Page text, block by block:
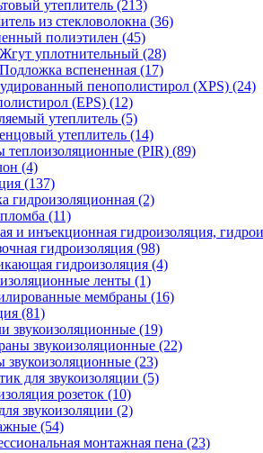
утеплитель (213)
из стекловолокна (36)
полиэтилен (45)
Жгут уплотнительный (28)
Подложка вспененная (17)
пенополистирол (XPS) (24)
(EPS) (12)
утеплитель (5)
утеплитель (14)
теплоизоляционные (PIR) (89)
(4)
(137)
гидроизоляционная (2)
(11)
и инъекционная гидроизоляция,
гидроизоляция (98)
гидроизоляция (4)
ленты (1)
мембраны (16)
(81)
звукоизоляционные (19)
звукоизоляционные (22)
звукоизоляционные (23)
для звукоизоляции (5)
розеток (10)
звукоизоляции (2)
(54)
монтажная пена (23)